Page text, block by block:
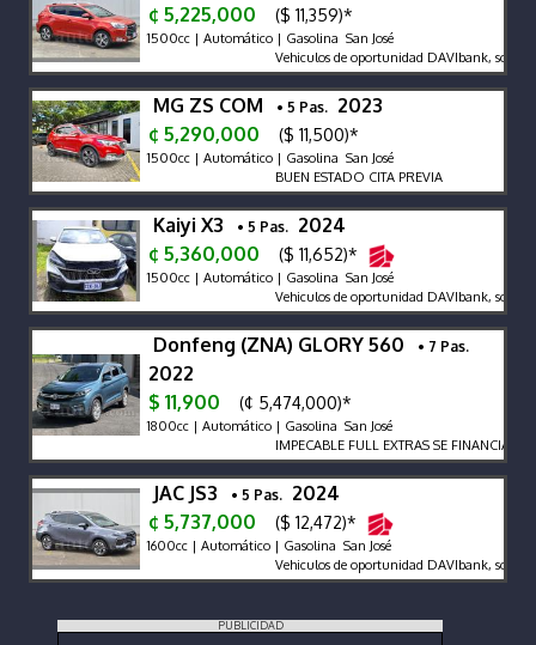
¢ 5,225,000
($ 11,359)*
1500cc | Automático | Gasolina San José
Vehiculos de oportunidad DAVIbank, solo
MG ZS COM • 5 Pas. 2023
¢ 5,290,000
($ 11,500)*
1500cc | Automático | Gasolina San José
BUEN ESTADO CITA PREVIA
Kaiyi X3 • 5 Pas. 2024
¢ 5,360,000
($ 11,652)*
1500cc | Automático | Gasolina San José
Vehiculos de oportunidad DAVIbank, solo
Donfeng (ZNA) GLORY 560 • 7 Pas.
2022
$ 11,900
(¢ 5,474,000)*
1800cc | Automático | Gasolina San José
IMPECABLE FULL EXTRAS SE FINANCIA
JAC JS3 • 5 Pas. 2024
¢ 5,737,000
($ 12,472)*
1600cc | Automático | Gasolina San José
Vehiculos de oportunidad DAVIbank, solo
PUBLICIDAD